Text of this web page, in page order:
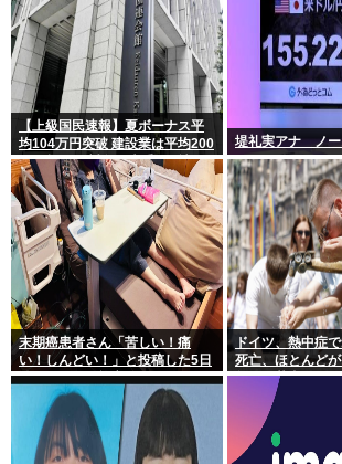
【上級国民速報】夏ボーナス平
均104万円突破 建設業は平均200
万円超 なお対象は大手163社93
万人、全就業者の1%強
堤礼実アナ ノー
末期癌患者さん「苦しい！痛
い！しんどい！」と投稿した5日
後に穏やかに旅立つ
ドイツ、熱中症
死亡、ほとんど
年代、若者は元気